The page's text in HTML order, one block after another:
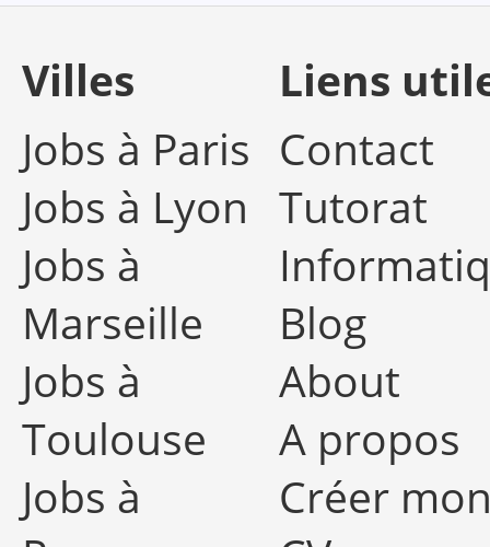
Villes
Jobs à Paris
Jobs à Lyon
Jobs à
Marseille
Jobs à
Toulouse
Jobs à
Liens
Contact
Tutorat
Blog
About
A propos
Créer